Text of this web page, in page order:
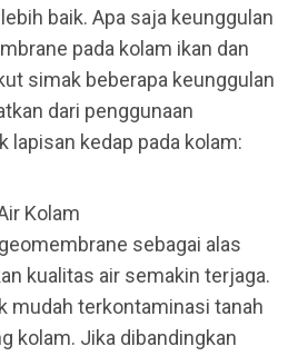
baik. Apa saja keunggulan
pada kolam ikan dan
simak beberapa keunggulan
dari penggunaan
lapisan kedap pada kolam:
Kolam
sebagai alas
kualitas air semakin terjaga.
mudah terkontaminasi tanah
kolam. Jika dibandingkan